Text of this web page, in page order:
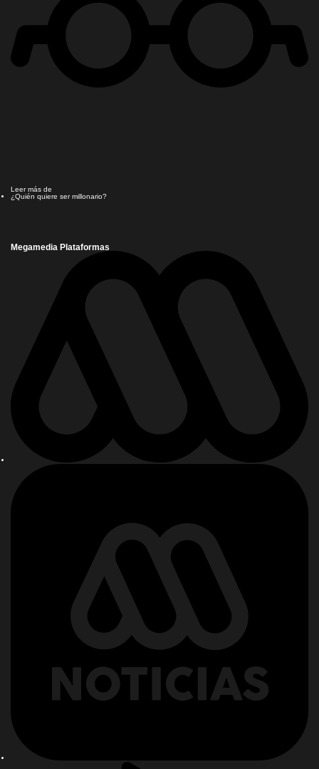
Leer más de
¿Quién quiere ser millonario?
Megamedia Plataformas